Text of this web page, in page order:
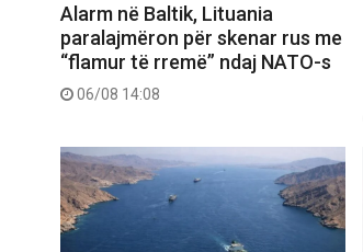
Alarm në Baltik, Lituania
paralajmëron për skenar rus me
“flamur të rremë” ndaj NATO-s
06/08 14:08